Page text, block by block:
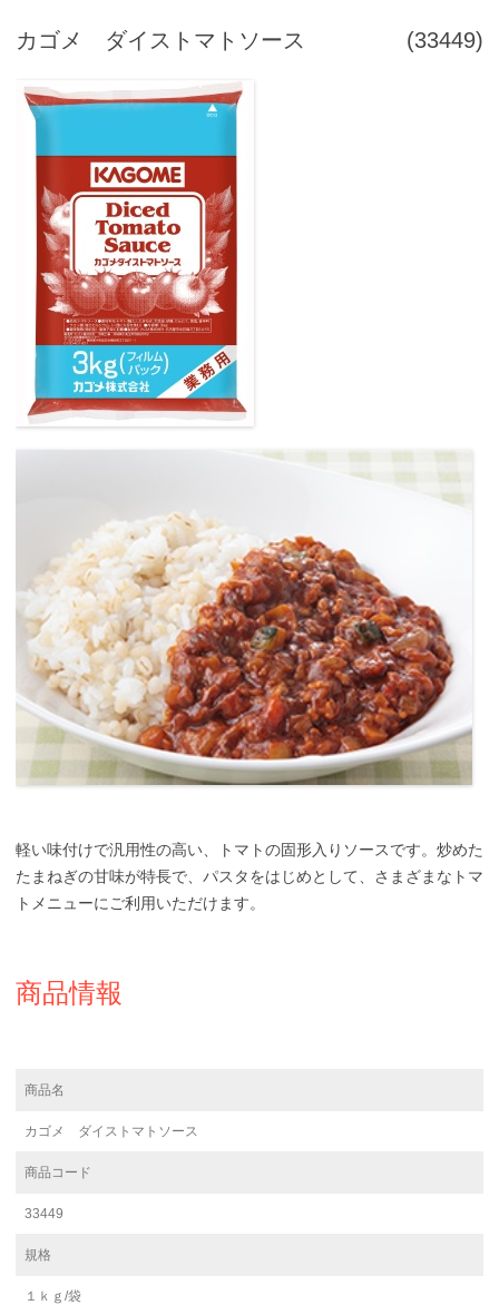
カゴメ ダイストマトソース (33449)
軽い味付けで汎用性の高い、トマトの固形入りソースです。炒めた
たまねぎの甘味が特長で、パスタをはじめとして、さまざまなトマ
トメニューにご利用いただけます。
商品情報
商品名
カゴメ ダイストマトソース
商品コード
33449
規格
１ｋｇ/袋